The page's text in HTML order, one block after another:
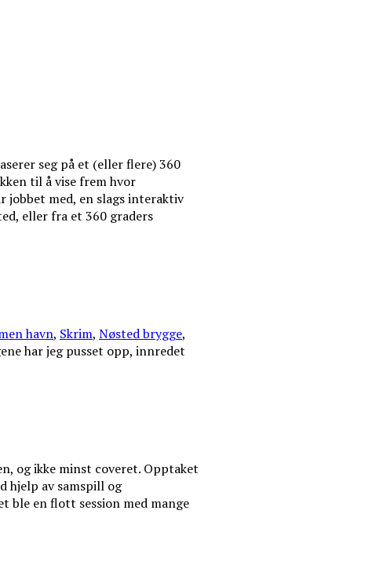
seg på et (eller flere) 360
til å vise frem hvor
jobbet med, en slags interaktiv
eller fra et 360 graders
havn, Skrim, Nøsted brygge,
har jeg pusset opp, innredet
og ikke minst coveret. Opptaket
hjelp av samspill og
ble en flott session med mange